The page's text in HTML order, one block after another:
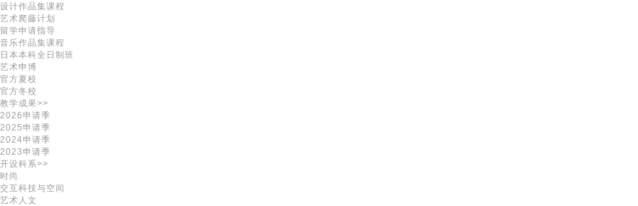
设计作品集课程
艺术爬藤计划
留学申请指导
音乐作品集课程
日本本科全日制班
艺术申博
官方夏校
官方冬校
教学成果>>
2026申请季
2025申请季
2024申请季
2023申请季
开设科系>>
时尚
交互科技与空间
艺术人文